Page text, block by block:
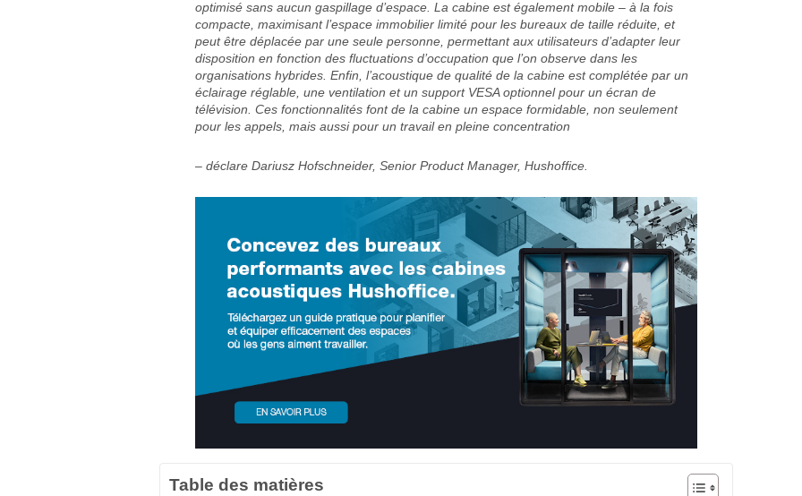
optimisé sans aucun gaspillage d’espace. La cabine est également mobile – à la fois
compacte, maximisant l’espace immobilier limité pour les bureaux de taille réduite, et
peut être déplacée par une seule personne, permettant aux utilisateurs d’adapter leur
disposition en fonction des fluctuations d’occupation que l’on observe dans les
organisations hybrides. Enfin, l’acoustique de qualité de la cabine est complétée par un
éclairage réglable, une ventilation et un support VESA optionnel pour un écran de
télévision. Ces fonctionnalités font de la cabine un espace formidable, non seulement
pour les appels, mais aussi pour un travail en pleine concentration
– déclare Dariusz Hofschneider, Senior Product Manager, Hushoffice.
Table des matières